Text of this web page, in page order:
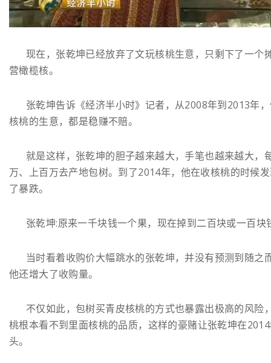
现在，张乾坤已经放弃了文玩核桃生意，只剩下了一个
营橄榄核。
张乾坤告诉《经济半小时》记者，从2008年到2013年
核桃的生意，都是稳赚不赔。
就是这样，张乾坤的胆子越来越大，手笔也越来越大，
万、上百万去产地包树。到了2014年，他在收核桃的时候
了暴跌。
张乾坤:原来一千块钱一个果，现在掉到二百块或一百块
当时看着收购价大幅跳水的张乾坤，并没有预测到随之
他还增大了收购量。
不仅如此，包树买青皮核桃的方式也暴露出极高的风险
桃根本看不到里面核桃的品质，这样的豪赌让张乾坤在
头。